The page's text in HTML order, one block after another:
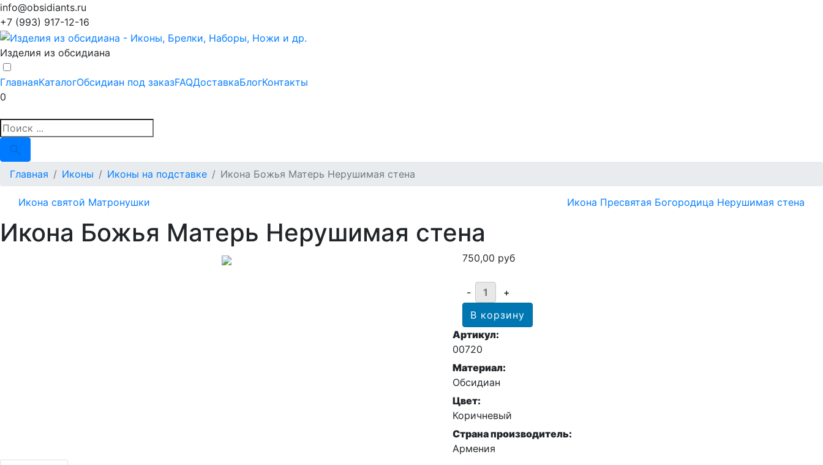
info@obsidiants.ru
+7 (993) 917-12-16
Изделия из обсидиана
ГлавнаяКаталогОбсидиан под заказFAQДоставкаБлогКонтакты
0
Главная Иконы Иконы на подставке Икона Божья Матерь Нерушимая стена
Икона святой Матронушки Икона Пресвятая Богородица Нерушимая стена
Икона Божья Матерь Нерушимая стена
750,00 руб
Артикул:
00720
Материал:
Обсидиан
Цвет:
Коричневый
Страна производитель:
Армения